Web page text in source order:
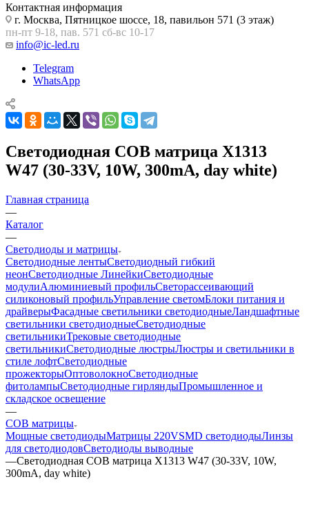
Контактная информация
г. Москва, Пятницкое шоссе, 18, павильон 571 (3 этаж)
пн-пт 9-18, пав. 571 сб-вс 10-17
info@ic-led.ru
Telegram
WhatsApp
Светодиодная COB матрица X1313
W47 (30-33V, 10W, 300mA, day white)
Главная страница
—
Каталог
—
Светодиоды и матрицы
Светодиодные лентыСветодиодный гибкий
неонСветодиодные ЛинейкиСветодиодные
модулиАлюминиевый профильСветорассеивающий
силиконовый профильУправление светомБлоки питания и
драйверыФасадные светильники светодиодныеЛандшафтные
светильники светодиодныеСветодиодные
светильникиТрековые светодиодные
светильникиСветодиодные люстрыЛюстры и светильники в
стиле лофтСветодиодные
прожекторыОптоволокноСветодиодные
фитолампыСветодиодные гирляндыПромышленное и
складское освещение
—
COB матрицы
Мощные светодиодыМатрицы 220VSMD светодиодыЛинзы
для светодиодовСветодиоды выводные
—Светодиодная COB матрица X1313 W47 (30-33V, 10W,
300mA, day white)